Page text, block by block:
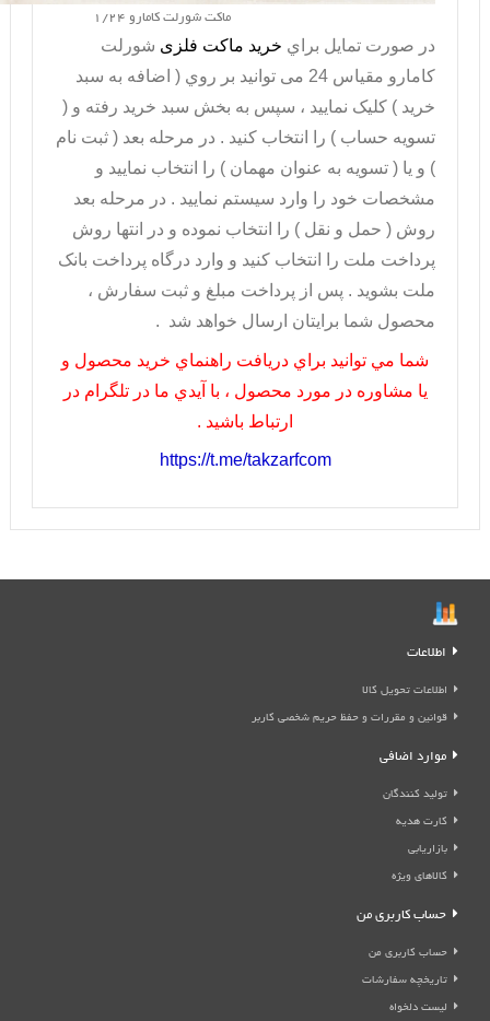
ماکت شورلت کامارو 1/24
در صورت تمايل براي خريد ماکت فلزی شورلت
کامارو مقیاس 24
می توانيد بر روي ( اضافه به سبد
خريد ) کليک نماييد ، سپس به بخش سبد خريد رفته و (
تسويه حساب ) را انتخاب کنيد . در مرحله بعد ( ثبت نام
) و يا ( تسويه به عنوان مهمان ) را انتخاب نماييد و
مشخصات خود را وارد سيستم نماييد . در مرحله بعد
روش ( حمل و نقل ) را انتخاب نموده و در انتها روش
پرداخت ملت را انتخاب کنيد و وارد درگاه پرداخت بانک
ملت بشويد . پس از پرداخت مبلغ و ثبت سفارش ،
محصول شما برايتان ارسال خواهد شد .
شما مي توانيد براي دريافت راهنماي خريد محصول و
يا مشاوره در مورد محصول ، با آيدي ما در تلگرام در
ارتباط باشيد .
https://t.me/takzarfcom
اطلاعات
اطلاعات تحویل کالا
قوانین و مقررات و حفظ حریم شخصی کاربر
موارد اضافی
تولید کنندگان
کارت هدیه
بازاریابی
کالاهای ویژه
حساب کاربری من
حساب کاربری من
تاریخچه سفارشات
لیست دلخواه